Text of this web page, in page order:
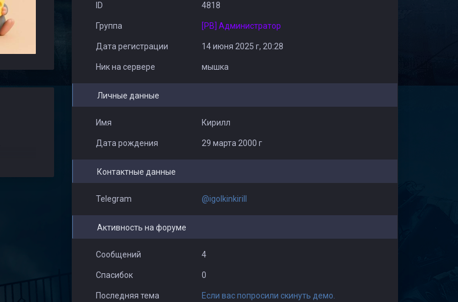
ID 4818
Группа [PB] Администратор
Дата регистрации 14 июня 2025 г, 20:28
Ник на сервере мышка
Личные данные
Имя Кирилл
Дата рождения 29 марта 2000 г
Контактные данные
Telegram @igolkinkirill
Активность на форуме
Сообщений 4
Спасибок 0
Последняя тема Если вас попросили скинуть демо.